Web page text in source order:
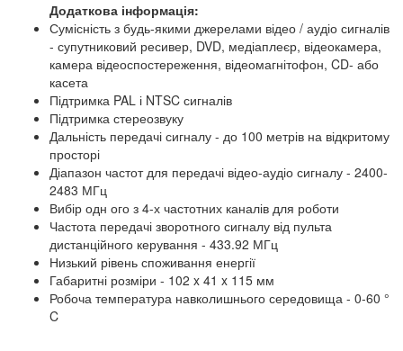
Додаткова інформація:
Сумісність з будь-якими джерелами відео / аудіо сигналів
- супутниковий ресивер, DVD, медіаплеєр, відеокамера,
камера відеоспостереження, відеомагнітофон, CD- або
касета
Підтримка PAL і NTSC сигналів
Підтримка стереозвуку
Дальність передачі сигналу - до 100 метрів на відкритому
просторі
Діапазон частот для передачі відео-аудіо сигналу - 2400-
2483 МГц
Вибір одн ого з 4-х частотних каналів для роботи
Частота передачі зворотного сигналу від пульта
дистанційного керування - 433.92 МГц
Низький рівень споживання енергії
Габаритні розміри - 102 x 41 x 115 мм
Робоча температура навколишнього середовища - 0-60 °
C